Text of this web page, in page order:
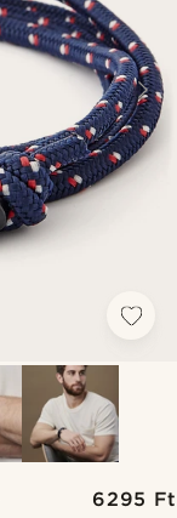
6295 Ft